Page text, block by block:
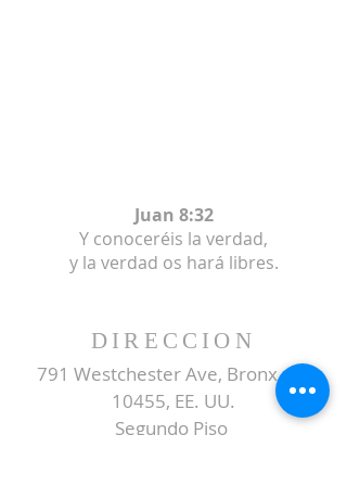
Juan 8:32
Y conoceréis la verdad,
y la verdad os hará libres.
DIRECCION
791 Westchester Ave, Bronx, NY
10455, EE. UU.
Segundo Piso